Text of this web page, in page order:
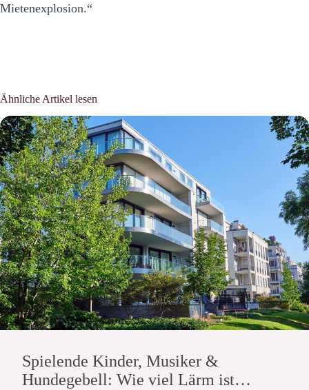
Mietenexplosion.“
Ähnliche Artikel lesen
Spielende Kinder, Musiker &
Hundegebell: Wie viel Lärm ist